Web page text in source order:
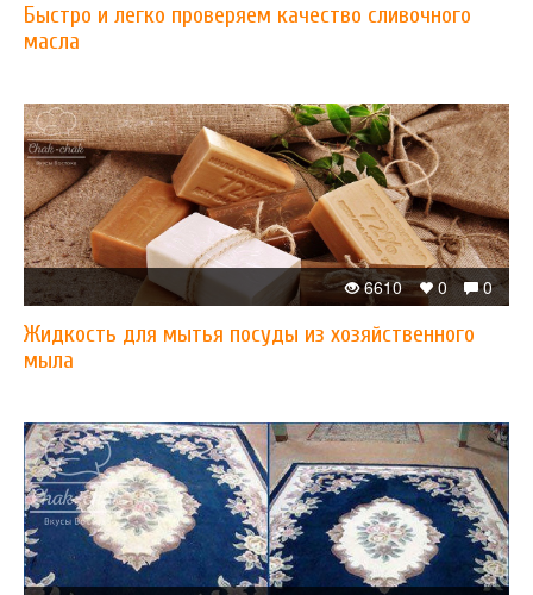
Быстро и легко проверяем качество сливочного
масла
0
0
6610
Жидкость для мытья посуды из хозяйственного
мыла